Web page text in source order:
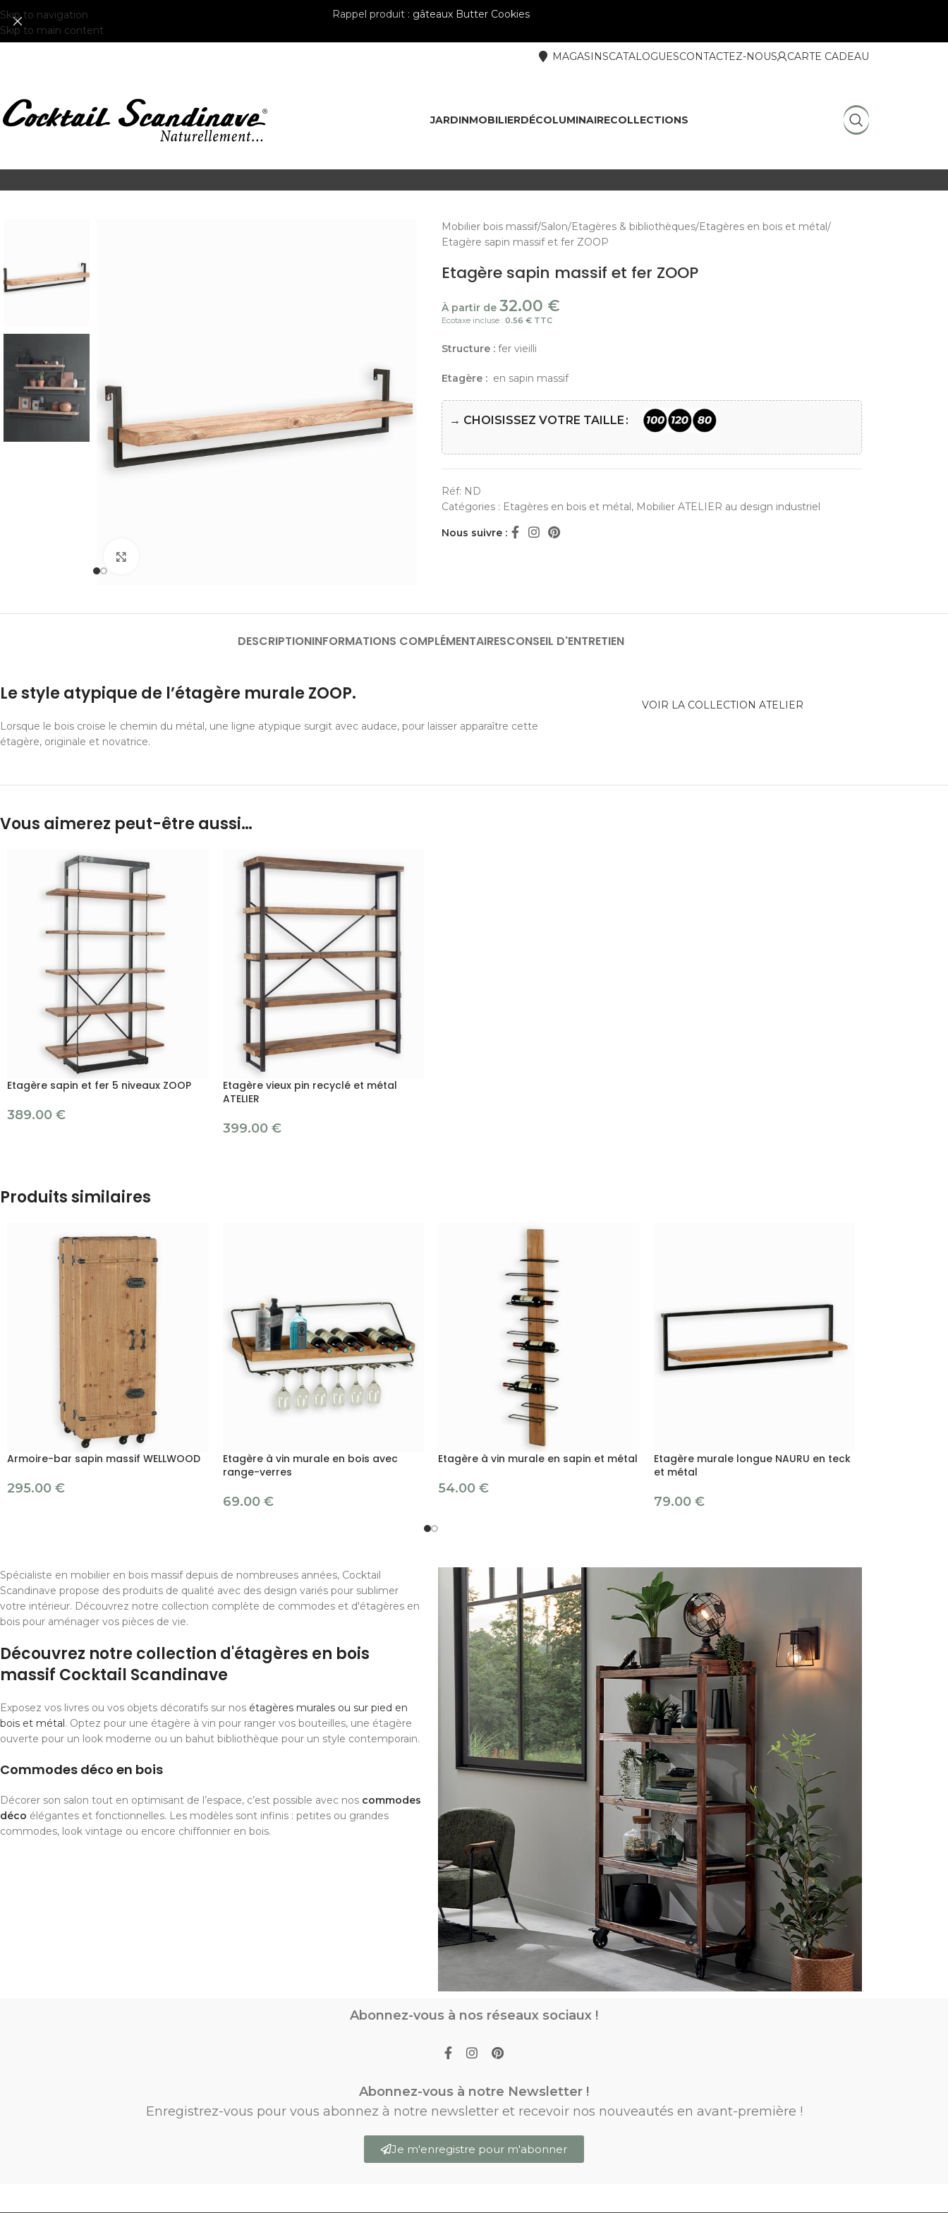
Skip to navigation
Skip to main content
Rappel produit : gâteaux Butter Cookies
MAGASINSCATALOGUESCONTACTEZ-NOUS CARTE CADEAU
JARDINMOBILIERDÉCOLUMINAIRECOLLECTIONS
Mobilier bois massif Salon Etagères & bibliothèques Etagères en bois et métal
Etagère sapin massif et fer ZOOP
Etagère sapin massif et fer ZOOP
À partir de 32.00 €
Ecotaxe incluse : 0.56 € TTC
Structure :fer vieilli
Etagère : en sapin massif
→ CHOISISSEZ VOTRE TAILLE
Réf: ND
Catégories : Etagères en bois et métal, Mobilier ATELIER au design industriel
Nous suivre :
DESCRIPTIONINFORMATIONS COMPLÉMENTAIRESCONSEIL D'ENTRETIEN
Le style atypique de l’étagère murale ZOOP.
Lorsque le bois croise le chemin du métal, une ligne atypique surgit avec audace, pour laisser apparaître cette
étagère, originale et novatrice.
VOIR LA COLLECTION ATELIER
Vous aimerez peut-être aussi…
Etagère sapin et fer 5 niveaux ZOOP
389.00 €
Etagère vieux pin recyclé et métal
ATELIER
399.00 €
Produits similaires
Armoire-bar sapin massif WELLWOOD
295.00 €
Etagère à vin murale en bois avec
range-verres
69.00 €
Etagère à vin murale en sapin et métal
54.00 €
Etagère murale longue NAURU en teck
et métal
79.00 €
Spécialiste en mobilier en bois massif depuis de nombreuses années, Cocktail
Scandinave propose des produits de qualité avec des design variés pour sublimer
votre intérieur. Découvrez notre collection complète de commodes et d'étagères en
bois pour aménager vos pièces de vie.
Découvrez notre collection d'étagères en bois
massif Cocktail Scandinave
Exposez vos livres ou vos objets décoratifs sur nos étagères murales ou sur pied en
bois et métal. Optez pour une étagère à vin pour ranger vos bouteilles, une étagère
ouverte pour un look moderne ou un bahut bibliothèque pour un style contemporain.
Commodes déco en bois
Décorer son salon tout en optimisant de l’espace, c’est possible avec nos commodes
déco élégantes et fonctionnelles. Les modèles sont infinis : petites ou grandes
commodes, look vintage ou encore chiffonnier en bois.
Abonnez-vous à nos réseaux sociaux !
Abonnez-vous à notre Newsletter !
Enregistrez-vous pour vous abonnez à notre newsletter et recevoir nos nouveautés en avant-première !
Je m'enregistre pour m'abonner